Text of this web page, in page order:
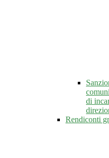
di
Rendiconti